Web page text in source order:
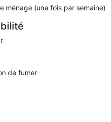
sur commande en semaine de
ménage (une fois par semaine)
de fumer